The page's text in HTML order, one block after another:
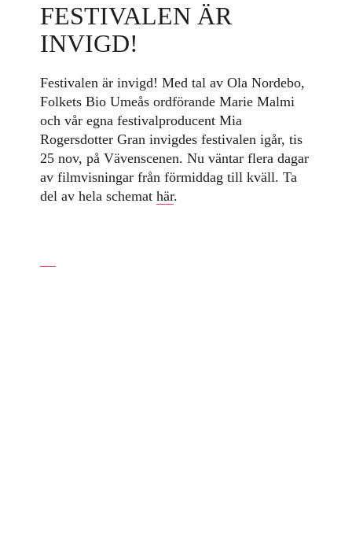
FESTIVALEN ÄR
INVIGD!
Festivalen är invigd! Med tal av Ola Nordebo,
Folkets Bio Umeås ordförande Marie Malmi
och vår egna festivalproducent Mia
Rogersdotter Gran invigdes festivalen igår, tis
25 nov, på Vävenscenen. Nu väntar flera dagar
av filmvisningar från förmiddag till kväll. Ta
del av hela schemat här.